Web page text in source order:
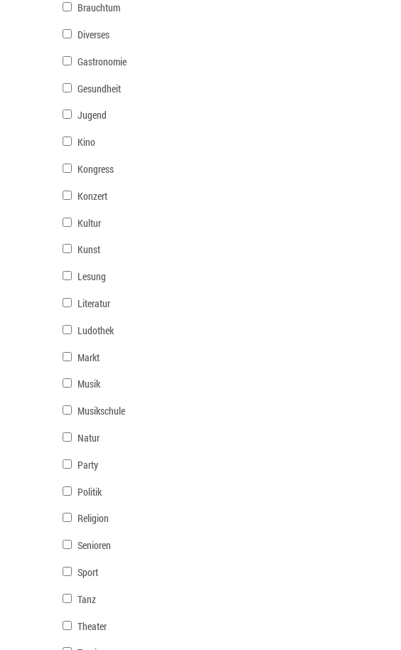
Brauchtum
Diverses
Gastronomie
Gesundheit
Jugend
Kino
Kongress
Konzert
Kultur
Kunst
Lesung
Literatur
Ludothek
Markt
Musik
Musikschule
Natur
Party
Politik
Religion
Senioren
Sport
Tanz
Theater